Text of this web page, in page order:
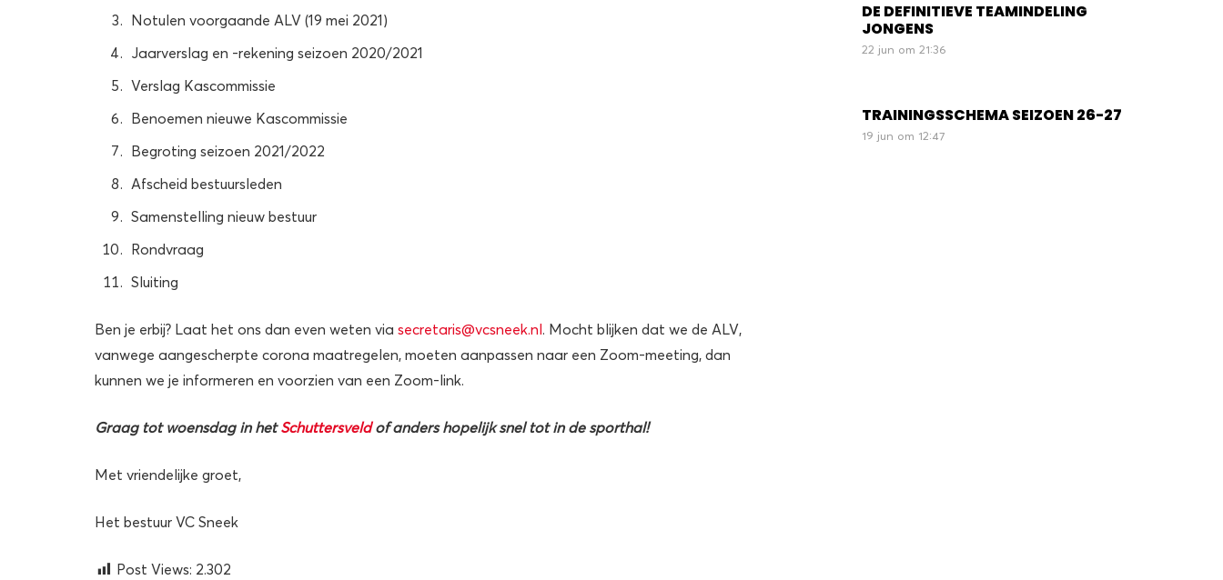
Notulen voorgaande ALV (19 mei 2021)
Jaarverslag en -rekening seizoen 2020/2021
Verslag Kascommissie
Benoemen nieuwe Kascommissie
Begroting seizoen 2021/2022
Afscheid bestuursleden
Samenstelling nieuw bestuur
Rondvraag
Sluiting
Ben je erbij? Laat het ons dan even weten via secretaris@vcsneek.nl. Mocht blijken dat we de ALV,
vanwege aangescherpte corona maatregelen, moeten aanpassen naar een Zoom-meeting, dan
kunnen we je informeren en voorzien van een Zoom-link.
Graag tot woensdag in hetSchuttersveldof anders hopelijk snel tot in de sporthal!
Met vriendelijke groet,
Het bestuur VC Sneek
Post Views: 2.302
DE DEFINITIEVE TEAMINDELING
JONGENS
22 jun om 21:36
TRAININGSSCHEMA SEIZOEN 26-27
19 jun om 12:47